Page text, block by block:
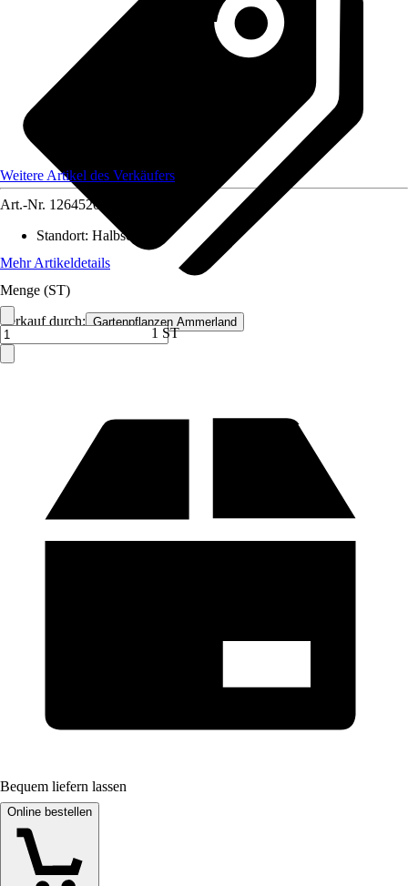
Verkauf durch: Gartenpflanzen Ammerland
Weitere Artikel des Verkäufers
Art.-Nr. 12645204
Standort: Halbschatten
Mehr Artikeldetails
Menge (ST)
1 ST
Bequem liefern lassen
Online bestellen